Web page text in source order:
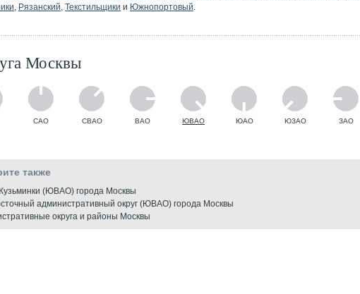
, Рязанский, Текстильщики и Южнопортовый.
Москвы
САО СВАО ВАО ЮВАО ЮАО ЮЗАО ЗАО
также
(ЮВАО) города Москвы
административный округ (ЮВАО) города Москвы
округа и районы Москвы